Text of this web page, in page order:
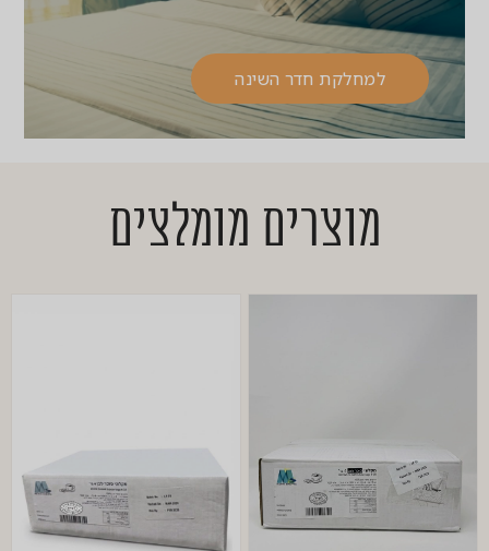
למחלקת חדר השינה
מוצרים מומלצים